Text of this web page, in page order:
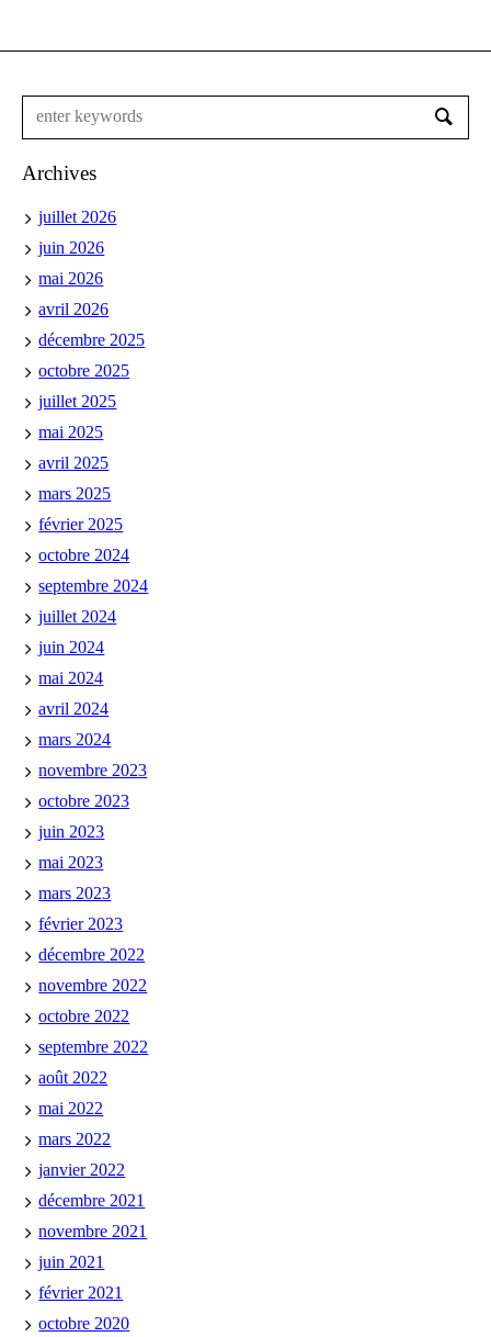
Archives
juillet 2026
juin 2026
mai 2026
avril 2026
décembre 2025
octobre 2025
juillet 2025
mai 2025
avril 2025
mars 2025
février 2025
octobre 2024
septembre 2024
juillet 2024
juin 2024
mai 2024
avril 2024
mars 2024
novembre 2023
octobre 2023
juin 2023
mai 2023
mars 2023
février 2023
décembre 2022
novembre 2022
octobre 2022
septembre 2022
août 2022
mai 2022
mars 2022
janvier 2022
décembre 2021
novembre 2021
juin 2021
février 2021
octobre 2020